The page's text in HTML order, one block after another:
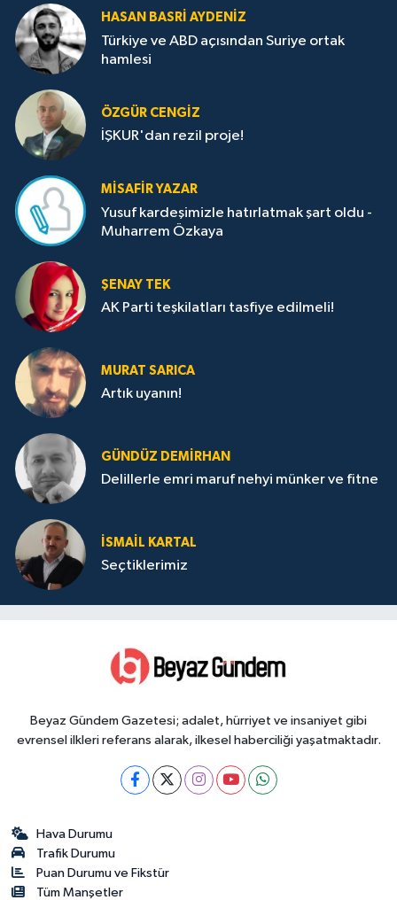
HASAN BASRI AYDENIZ
Türkiye ve ABD açısından Suriye ortak
hamlesi
ÖZGÜR CENGIZ
İŞKUR'dan rezil proje!
MISAFIR YAZAR
Yusuf kardeşimizle hatırlatmak şart oldu -
Muharrem Özkaya
ŞENAY TEK
AK Parti teşkilatları tasfiye edilmeli!
MURAT SARICA
Artık uyanın!
GÜNDÜZ DEMIRHAN
Delillerle emri maruf nehyi münker ve fitne
İSMAIL KARTAL
Seçtiklerimiz
Beyaz Gündem Gazetesi; adalet, hürriyet ve insaniyet gibi
evrensel ilkleri referans alarak, ilkesel haberciliği yaşatmaktadır.
Hava Durumu
Trafik Durumu
Puan Durumu ve Fikstür
Tüm Manşetler